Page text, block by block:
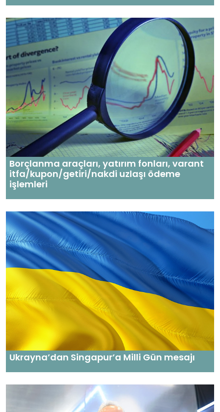
Borçlanma araçları, yatırım fonları, varant
itfa/kupon/getiri/nakdi uzlaşı ödeme
işlemleri
Ukrayna’dan Singapur’a Milli Gün mesajı